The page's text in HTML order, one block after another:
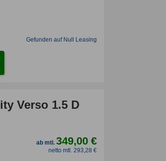
Gefunden auf Null Leasing
Verso 1.5 D
ab mtl.349,00 €
netto mtl. 293,28 €